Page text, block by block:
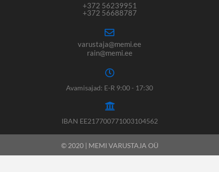
+372 56239951
+372 56688787
varustaja@memi.ee
rain@memi.ee
Avamisajad: E-R 9:00 - 17:30
IBAN EE217700771003104562
© 2020 | MEMI VARUSTAJA OÜ